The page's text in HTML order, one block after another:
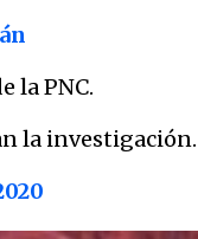
la PNC.
la investigación.